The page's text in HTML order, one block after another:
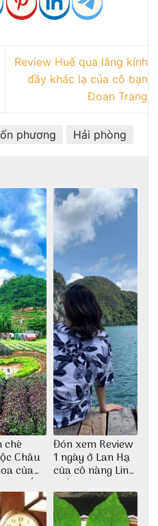
Review Huế qua lăng kính
đầy khác lạ của cô bạn
Đoan Trang
phương Hải phòng
chè
Châu
của
Bắc
Đón xem Review
1 ngày ở Lan Hạ
của cô nàng Linh
Trần